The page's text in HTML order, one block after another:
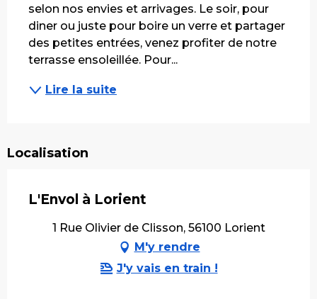
selon nos envies et arrivages. Le soir, pour
diner ou juste pour boire un verre et partager
des petites entrées, venez profiter de notre
terrasse ensoleillée. Pour...
Lire la suite
Localisation
L'Envol à Lorient
1 Rue Olivier de Clisson, 56100 Lorient
M'y rendre
J'y vais en train !